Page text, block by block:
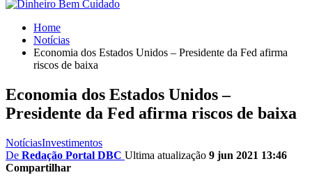
Home
Notícias
Economia dos Estados Unidos – Presidente da Fed afirma
riscos de baixa
Economia dos Estados Unidos –
Presidente da Fed afirma riscos de baixa
NotíciasInvestimentos
De Redação Portal DBC Ultima atualização 9 jun 2021 13:46
Compartilhar